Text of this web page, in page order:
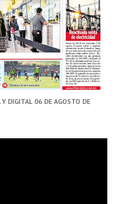
Y DIGITAL 06 DE AGOSTO DE